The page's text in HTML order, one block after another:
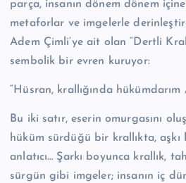
parça, insanın dönem dönem
metaforlar ve imgelerle
Adem Çimli’ye ait olan “Dertli
sembolik bir evren kuruyor:
“Hüsran, krallığında hükümdarım
Bu iki satır, eserin omurgasını
hüküm sürdüğü bir krallıkta,
anlatıcı… Şarkı boyunca krallık,
sürgün gibi imgeler; insanın iç